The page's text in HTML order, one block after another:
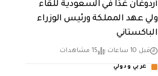
أردوغان غدًا في السعودية للقاء
ولي عهد المملكة ورئيس الوزراء
الباكستاني
قبل 10 ساعات 15 مشاهدات
عربي ودولي